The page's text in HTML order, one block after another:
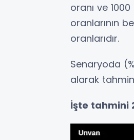
oranı ve
oranlarının
oranlarıdır.
Senaryoda
alarak
İşte tahmini